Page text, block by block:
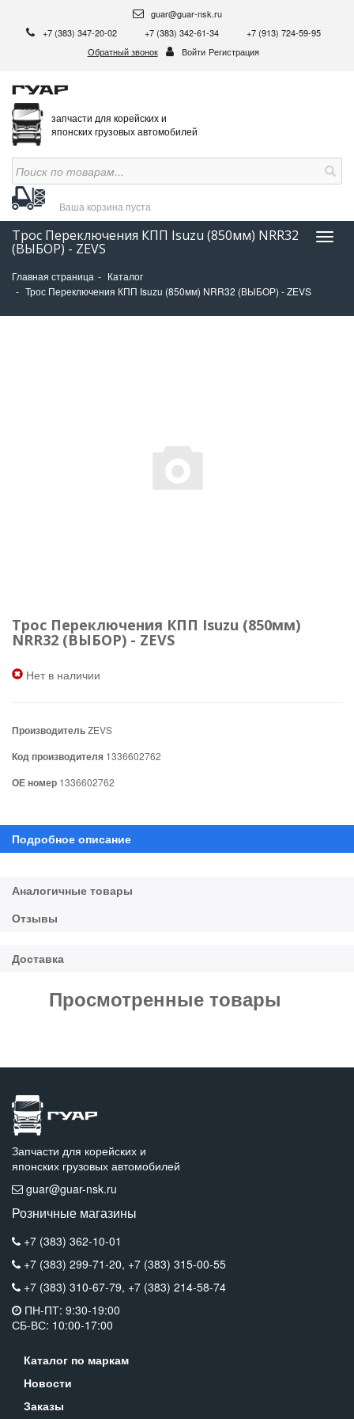
guar@guar-nsk.ru
+7 (383) 347-20-02
+7 (383) 342-61-34
+7 (913) 724-59-95
Обратный звонок
Войти Регистрация
запчасти для корейских и
японских грузовых автомобилей
Ваша корзина пуста
Трос Переключения КПП Isuzu (850мм) NRR32
(ВЫБОР) - ZEVS
Главная страница
Каталог
Трос Переключения КПП Isuzu (850мм) NRR32 (ВЫБОР) - ZEVS
Трос Переключения КПП Isuzu (850мм)
NRR32 (ВЫБОР) - ZEVS
Нет в наличии
ПроизводительZEVS
Код производителя 1336602762
ОЕ номер 1336602762
Просмотренные товары
Запчасти для корейских и
японских грузовых автомобилей
guar@guar-nsk.ru
Розничные магазины
+7 (383) 362-10-01
+7 (383) 299-71-20, +7 (383) 315-00-55
+7 (383) 310-67-79, +7 (383) 214-58-74
ПН-ПТ: 9:30-19:00
СБ-ВС: 10:00-17:00
Каталог по маркам
Новости
Заказы